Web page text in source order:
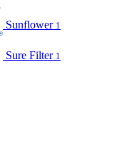
Sunflower 1
Sure Filter 1